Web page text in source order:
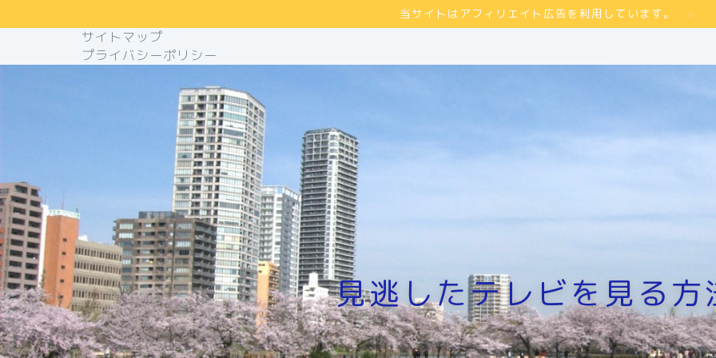
当サイトはアフィリエイト広告を利用しています。
サイトマップ
プライバシーポリシー
見逃したテレビを見る方